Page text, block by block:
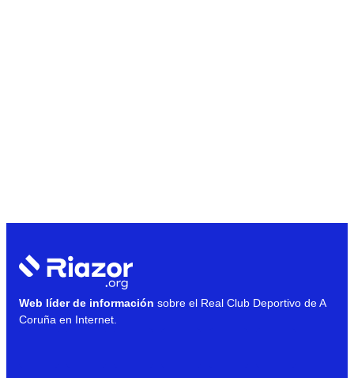
Web líder de información sobre el Real Club Deportivo de A
Coruña en Internet.